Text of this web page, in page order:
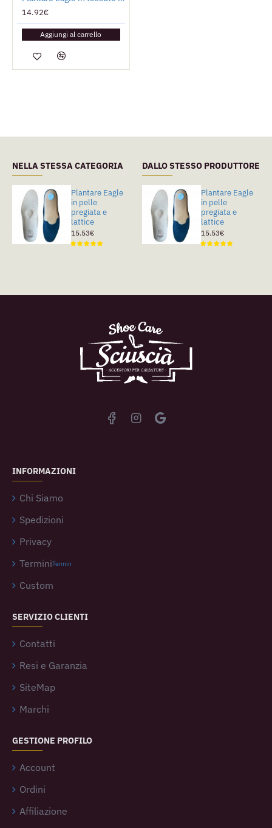
14.92€
Aggiungi al carrello
NELLA STESSA CATEGORIA
Plantare Eagle
in pelle
pregiata e
lattice
15.53€
Plantare Eagle
in tessuto
Sanitized
5.14€
DALLO STESSO PRODUTTORE
Plantare Eagle
in pelle
pregiata e
lattice
15.53€
INFORMAZIONI
Chi Siamo
Spedizioni
Privacy
TerminiTermin
Custom
SERVIZIO CLIENTI
Contatti
Resi e Garanzia
SiteMap
Marchi
GESTIONE PROFILO
Account
Ordini
Affiliazione